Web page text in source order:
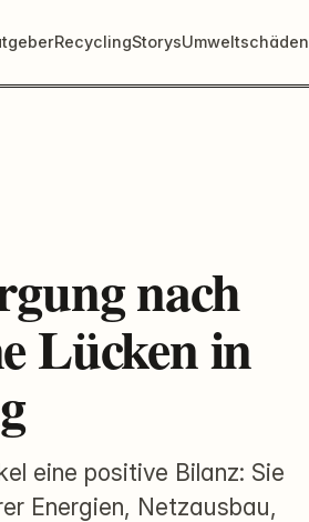
RecyclingStorysUmweltschäden
nach
Lücken in
eine positive Bilanz: Sie
Energien, Netzausbau,